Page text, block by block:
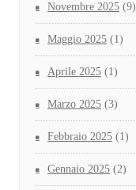
Novembre 2025 (9)
Maggio 2025 (1)
Aprile 2025 (1)
Marzo 2025 (3)
Febbraio 2025 (1)
Gennaio 2025 (2)